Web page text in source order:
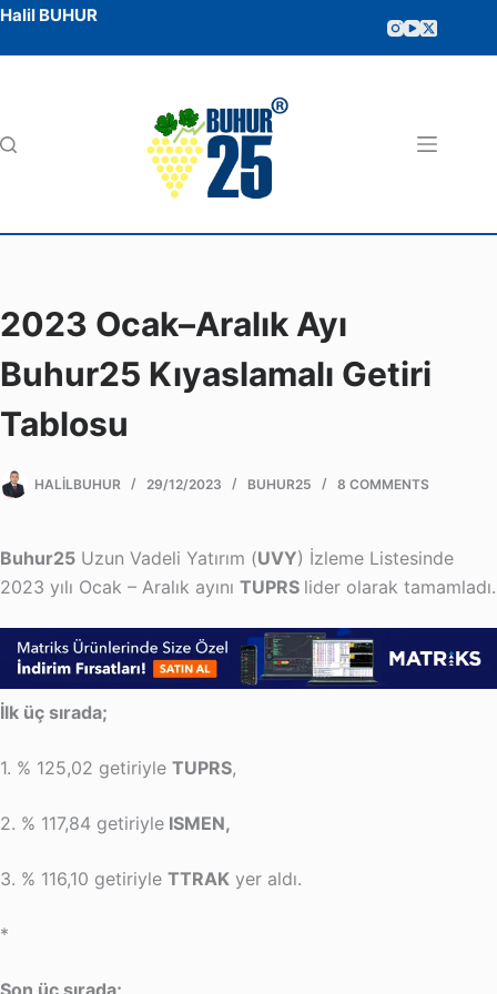
Halil BUHUR
2023 Ocak–Aralık Ayı
Buhur25 Kıyaslamalı Getiri
Tablosu
HALILBUHUR 29/12/2023 BUHUR25 8 COMMENTS
Buhur25 Uzun Vadeli Yatırım (UVY) İzleme Listesinde
2023 yılı Ocak – Aralık ayını TUPRS lider olarak tamamladı.
İlk üç sırada;
1. % 125,02 getiriyle TUPRS,
2. % 117,84 getiriyle ISMEN,
3. % 116,10 getiriyle TTRAK yer aldı.
*